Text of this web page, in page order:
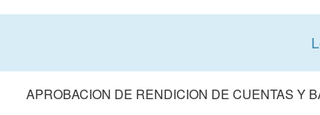
APROBACION DE RENDICION DE CUENTAS Y